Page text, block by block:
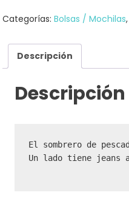
Categorías:Bolsas / Mochilas
Descripción
Descripción
El sombrero de
Un lado tiene